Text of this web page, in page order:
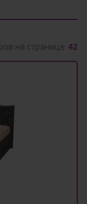
на странице